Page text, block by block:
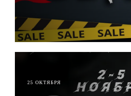
ЧИТАТЬ
25 ОКТЯБРЯ